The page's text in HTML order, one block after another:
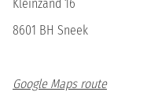
Kleinzand 16
8601 BH Sneek
Google Maps route